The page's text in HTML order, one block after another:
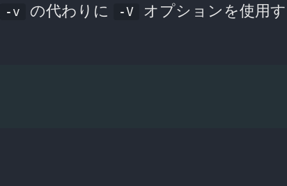
-v の代わりに -V
オプションを使用